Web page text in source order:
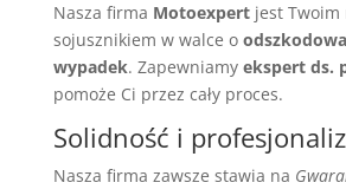
Nasza firma Motoexpertjest Twoim
sojusznikiem w walce o
wypadek. Zapewniamy ekspert ds.
pomoże Ci przez cały proces.
Solidność i
Nasza firma zawsze stawia na